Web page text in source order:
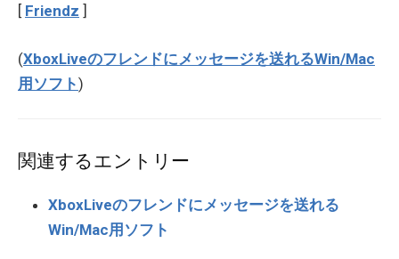
[ Friendz ]
(XboxLiveのフレンドにメッセージを送れるWin/Mac
用ソフト)
関連するエントリー
XboxLiveのフレンドにメッセージを送れる
Win/Mac用ソフト